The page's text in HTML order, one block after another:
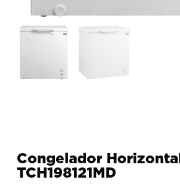
Congelador
TCH198121MD